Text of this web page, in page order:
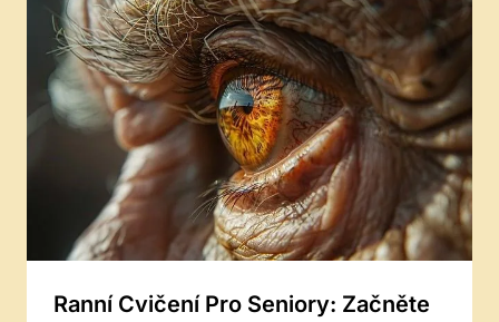
Ranní Cvičení Pro Seniory: Začněte